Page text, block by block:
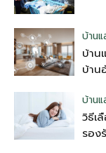
บ้านแ
บ้าน
บ้าน
บ้านแ
วิธีเ
รอง